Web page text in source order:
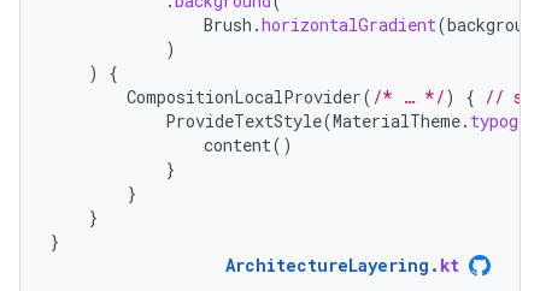
Brush .horizontalGradient(
)
)
{
CompositionLocalProvider( /* … */) { // set
ProvideTextStyle(MaterialTheme.
content()
}
}
}
}
ArchitectureLayering . kt